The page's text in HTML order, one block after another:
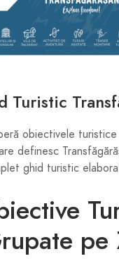
Turistic
obiectivele
definesc
ghid turistic
pe